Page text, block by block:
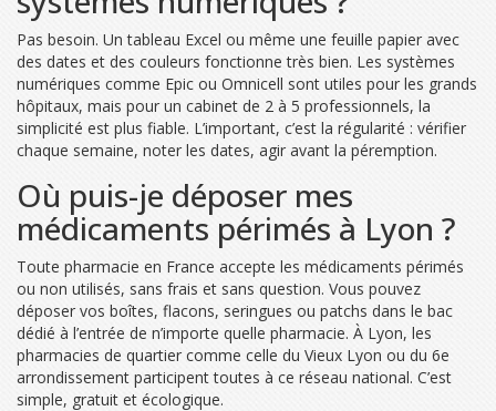
Pas besoin. Un tableau Excel ou même une feuille papier avec
des dates et des couleurs fonctionne très bien. Les systèmes
numériques comme Epic ou Omnicell sont utiles pour les grands
hôpitaux, mais pour un cabinet de 2 à 5 professionnels, la
simplicité est plus fiable. L’important, c’est la régularité : vérifier
chaque semaine, noter les dates, agir avant la péremption.
Où puis-je déposer mes
médicaments périmés à Lyon ?
Toute pharmacie en France accepte les médicaments périmés
ou non utilisés, sans frais et sans question. Vous pouvez
déposer vos boîtes, flacons, seringues ou patchs dans le bac
dédié à l’entrée de n’importe quelle pharmacie. À Lyon, les
pharmacies de quartier comme celle du Vieux Lyon ou du 6e
arrondissement participent toutes à ce réseau national. C’est
simple, gratuit et écologique.